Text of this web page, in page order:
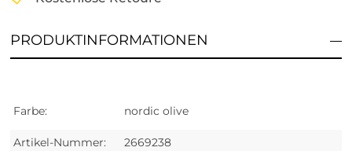
PRODUKTINFORMATIONEN
Farbe: nordic olive
Artikel-Nummer: 2669238